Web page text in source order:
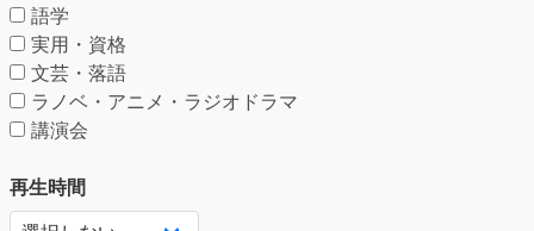
語学
実用・資格
文芸・落語
ラノベ・アニメ・ラジオドラマ
講演会
再生時間